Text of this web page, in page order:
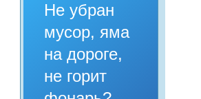
Не убран
мусор, яма
на дороге,
не горит